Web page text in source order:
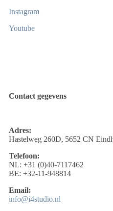
Instagram
Youtube
Contact gegevens
Adres:
Hastelweg 260D, 5652 CN
Telefoon:
NL: +31 (0)40-7117462
BE: +32-11-948814
Email:
info@i4studio.nl